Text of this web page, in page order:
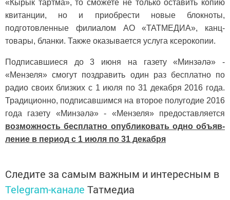
«Кырык тар­тма», то сможете не только оставить копию
квитанции, но и приобрести новые блокноты,
подготовленные филиалом АО «ТАТМЕДИА», канц­
товары, бланки. Также оказывается услуга ксерокопии.
Подписавшиеся до 3 июня на га­зету «Минзәлә» -
«Мензеля» смогут поздравить один раз бесплатно по
радио своих близких с 1 июля по 31 декабря 2016 года.
Традиционно, подписавшимся на второе полугодие 2016
года газету «Минзәлә» - «Мен­зеля» предоставляется
возможность бесплатно опубликовать одно объяв­
ление в период с 1 июля по 31 дека­бря
Следите за самым важным и интересным в
Telegram-канале Татмедиа